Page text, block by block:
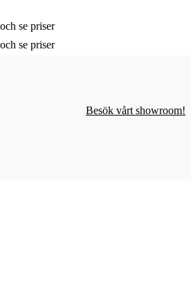
se priser
se priser
Besök vårt showroom!